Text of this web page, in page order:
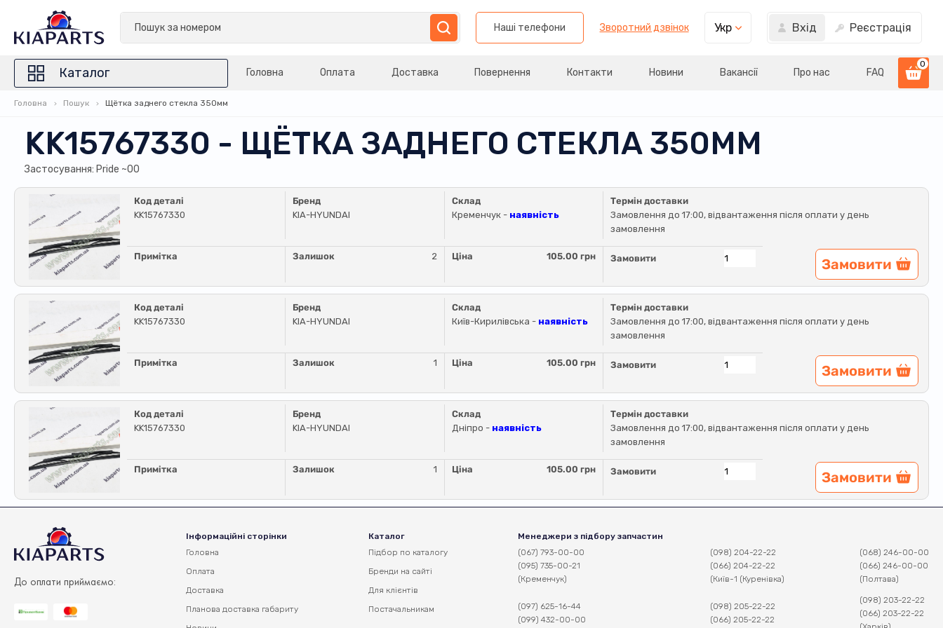
Наші телефони Зворотний дзвінок Укр Вхід Реєстрація
Каталог Головна Оплата Доставка Повернення Контакти Новини Вакансії Про нас FAQ
0
Головна Пошук Щётка заднего стекла 350мм
KK15767330 - ЩЁТКА ЗАДНЕГО СТЕКЛА 350ММ
Застосування: Pride ~00
Код деталі
KK15767330
Бренд
KIA-HYUNDAI
Склад
Кременчук - наявність
Термін доставки
Замовлення до 17:00, відвантаження після оплати у день
замовлення
Примітка Залишок 2 Ціна 105.00 грн Замовити Замовити
Код деталі
KK15767330
Бренд
KIA-HYUNDAI
Склад
Київ-Кирилівська - наявність
Термін доставки
Замовлення до 17:00, відвантаження після оплати у день
замовлення
Примітка Залишок 1 Ціна 105.00 грн Замовити Замовити
Код деталі
KK15767330
Бренд
KIA-HYUNDAI
Склад
Дніпро - наявність
Термін доставки
Замовлення до 17:00, відвантаження після оплати у день
замовлення
Примітка Залишок 1 Ціна 105.00 грн Замовити Замовити
До оплати приймаємо:
Інформаційні сторінки
Головна
Оплата
Доставка
Планова доставка габариту
Каталог
Підбор по каталогу
Бренди на сайті
Для клієнтів
Постачальникам
Менеджери з підбору запчастин
(067) 793-00-00
(095) 735-00-21
(Кременчук)
(097) 625-16-44
(099) 432-00-00
(098) 204-22-22
(066) 204-22-22
(Київ-1 (Куренівка)
(098) 205-22-22
(066) 205-22-22
(068) 246-00-00
(066) 246-00-00
(Полтава)
(098) 203-22-22
(066) 203-22-22